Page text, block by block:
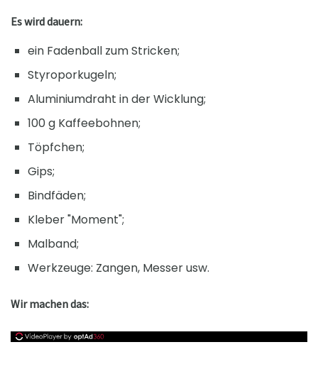
Es wird dauern:
ein Fadenball zum Stricken;
Styroporkugeln;
Aluminiumdraht in der Wicklung;
100 g Kaffeebohnen;
Töpfchen;
Gips;
Bindfäden;
Kleber "Moment";
Malband;
Werkzeuge: Zangen, Messer usw.
Wir machen das: